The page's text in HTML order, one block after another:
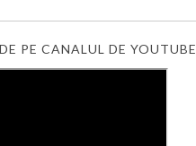
PE CANALUL DE YOUTUBE